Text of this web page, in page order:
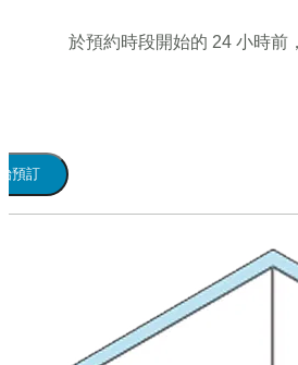
於預約時段開始的 24 小時前
預訂